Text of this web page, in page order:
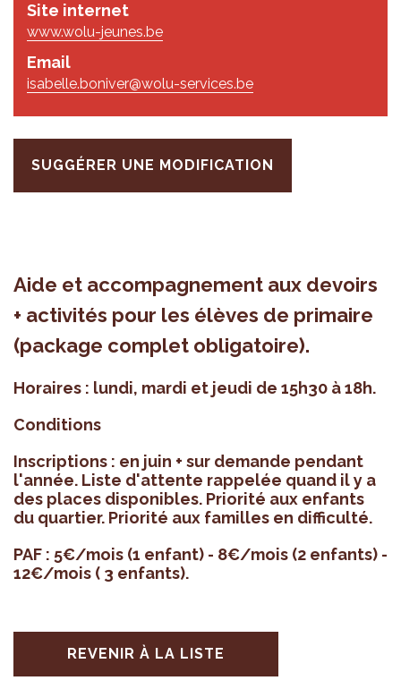
Site internet
www.wolu-jeunes.be
Email
isabelle.boniver@wolu-services.be
SUGGÉRER UNE MODIFICATION
Aide et accom­pa­gne­ment aux devoirs
+ acti­vi­tés pour les élèves de pri­maire
(package com­plet obli­ga­toire).
Horaires : lundi, mardi et jeudi de 15h30 à 18h.
Condi­tions
Ins­crip­tions : en juin + sur demande pen­dant
l'an­née. Liste d'at­tente rap­pe­lée quand il y a
des places dis­po­nibles. Prio­rité aux enfants
du quar­tier. Prio­rité aux familles en dif­fi­culté.
PAF : 5€/mois (1 enfant) - 8€/mois (2 enfants) -
12€/mois ( 3 enfants).
REVENIR À LA LISTE